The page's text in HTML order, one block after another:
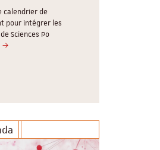
calendrier de
pour intégrer les
Sciences Po